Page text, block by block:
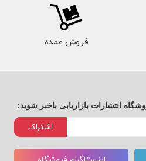
فروش عمده
انتشارات بازاریابی باخبر شوید:
اشتراک